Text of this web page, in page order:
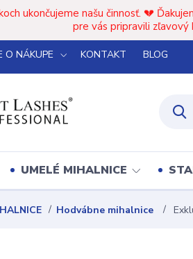
ukončujeme našu činnosť. 💔
pre vás pripravili
O NÁKUPE KONTAKT BLOG
UMELÉ MIHALNICE
Hodvábne mihalnice